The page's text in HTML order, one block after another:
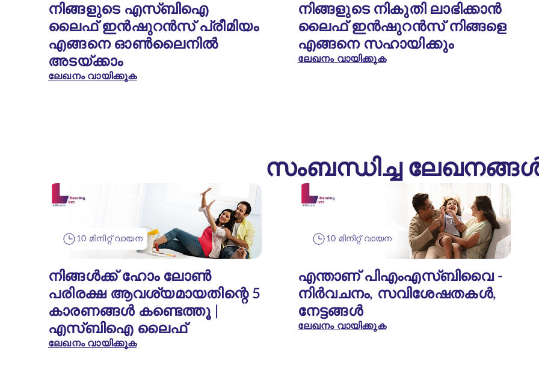
നിങ്ങളുടെ എസ്‌ബിഐ
ലൈഫ് ഇൻഷുറൻസ് പ്രീമിയം
എങ്ങനെ ഓൺലൈനിൽ
അടയ്ക്കാം
ലേഖനം വായിക്കുക
നിങ്ങളുടെ നികുതി ലാഭിക്കാൻ
ലൈഫ് ഇൻഷുറൻസ് നിങ്ങളെ
എങ്ങനെ സഹായിക്കും
ലേഖനം വായിക്കുക
സംബന്ധിച്ച
10 മിനിറ്റ് വായന
നിങ്ങൾക്ക് ഹോം ലോൺ
പരിരക്ഷ ആവശ്യമായതിന്റെ 5
കാരണങ്ങൾ കണ്ടെത്തൂ |
എസ്‌ബി‌ഐ ലൈഫ്
ലേഖനം വായിക്കുക
10 മിനിറ്റ് വായന
എന്താണ് പിഎംഎസ്‌ബിവൈ -
നിർവചനം, സവിശേഷതകൾ,
നേട്ടങ്ങൾ
ലേഖനം വായിക്കുക